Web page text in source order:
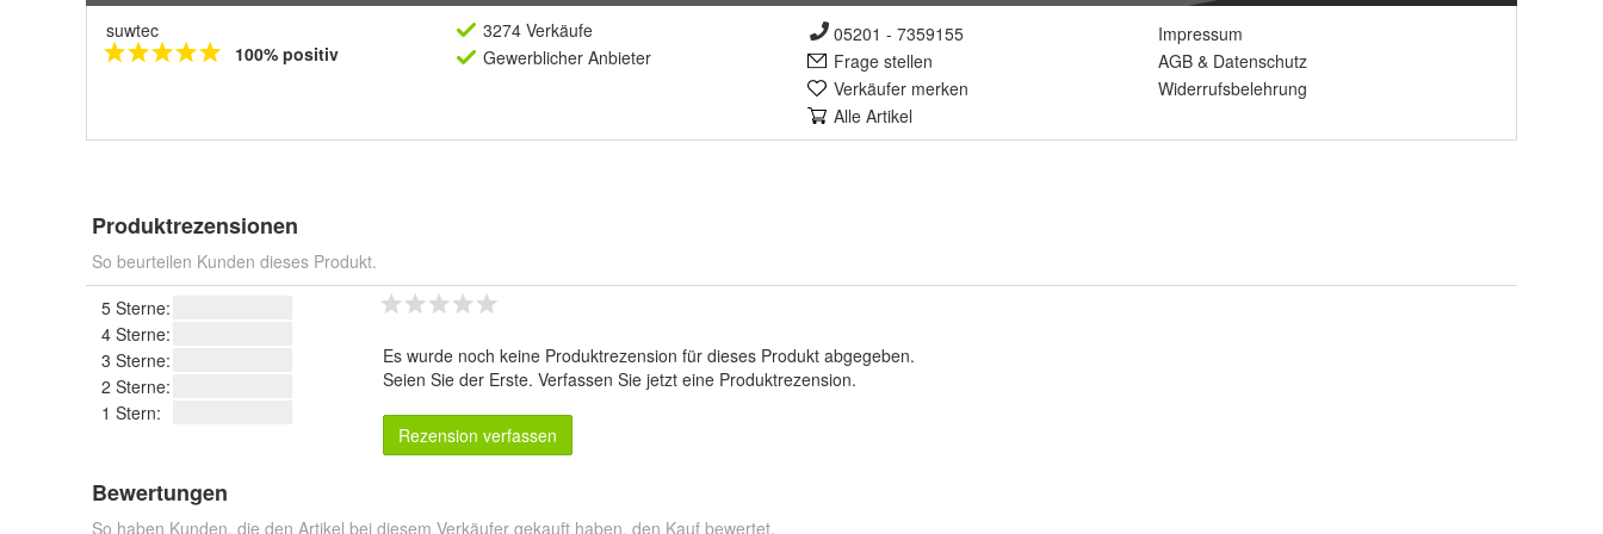
suwtec
100% positiv
3274 Verkäufe
Gewerblicher Anbieter
05201 - 7359155
Frage stellen
Verkäufer merken
Alle Artikel
Impressum
AGB & Datenschutz
Widerrufsbelehrung
Produktrezensionen
So beurteilen Kunden dieses Produkt.
5 Sterne:
4 Sterne:
3 Sterne:
2 Sterne:
1 Stern:
Es wurde noch keine Produktrezension für dieses Produkt abgegeben.
Seien Sie der Erste. Verfassen Sie jetzt eine Produktrezension.
Rezension verfassen
Bewertungen
So haben Kunden, die den Artikel bei diesem Verkäufer gekauft haben, den Kauf bewertet.